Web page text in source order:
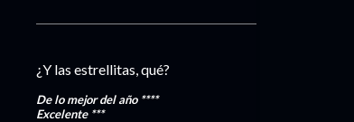
¿Y las estrellitas, qué?
De lo mejor del año ****
Excelente***